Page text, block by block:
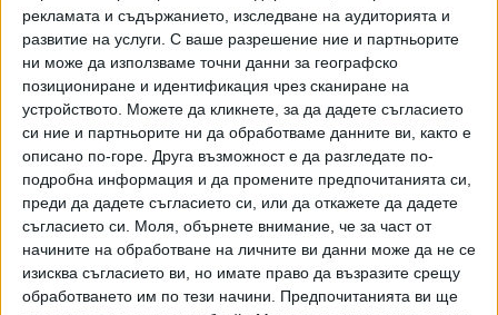
рекламата и съдържанието, изследване на аудиторията и
развитие на услуги. С ваше разрешение ние и партньорите
ни може да използваме точни данни за географско
позициониране и идентификация чрез сканиране на
устройството. Можете да кликнете, за да дадете съгласието
си ние и партньорите ни да обработваме данните ви, както е
описано по-горе. Друга възможност е да разгледате по-
подробна информация и да промените предпочитанията си,
преди да дадете съгласието си, или да откажете да дадете
съгласието си. Моля, обърнете внимание, че за част от
начините на обработване на личните ви данни може да не се
изисква съгласието ви, но имате право да възразите срещу
обработването им по тези начини. Предпочитанията ви ще
Що се отнася до оттеглянето на мярката на ДАНС
спрямо бизнесмена в кратък период след издаването ѝ,
и то без мотив и спазване на реда за
това, Демерджиев обясни, че има данни за намеса на
политическо ниво какво да се върши. Това е обект на
проверка на председателя на ДАНС, като негова
структура. Запитан колко високо
ниво, Демерджиев отговори: “На толкова високо ниво,
че да влияе на председателя на ДАНС.”
Междувременно по-рано през деня министърът на